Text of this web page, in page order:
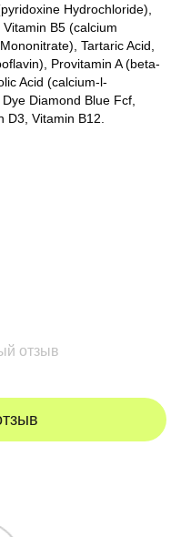
Hydrochloride),
B5 (calcium
Tartaric Acid,
Provitamin A (beta-
Acid (calcium-l-
Diamond Blue Fcf,
D3, Vitamin B12.
отзыв